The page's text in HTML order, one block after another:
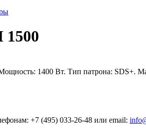
1500
1400 Вт. Тип патрона: SDS+.
+7 (495) 033-26-48 или email: